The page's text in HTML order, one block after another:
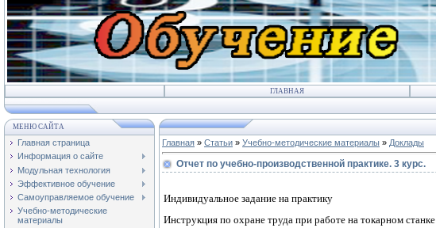
ГЛАВНАЯ
МЕНЮ САЙТА
Главная страница
Информация о сайте
Модульная технология
Эффективное обучение
Самоуправляемое обучение
Учебно-методические
материалы
Главная » Статьи » Учебно-методические материалы » Доклады
Отчет по учебно-производственной практике. 3 курс.
Индивидуальное задание на практику
Инструкция по охране труда при работе на токарном станке